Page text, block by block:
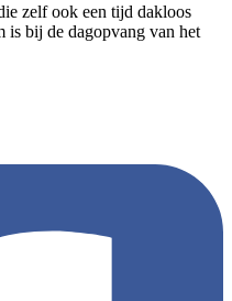
zelf ook een tijd dakloos
is bij de dagopvang van het